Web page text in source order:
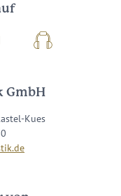
Podcast
GmbH
Kues